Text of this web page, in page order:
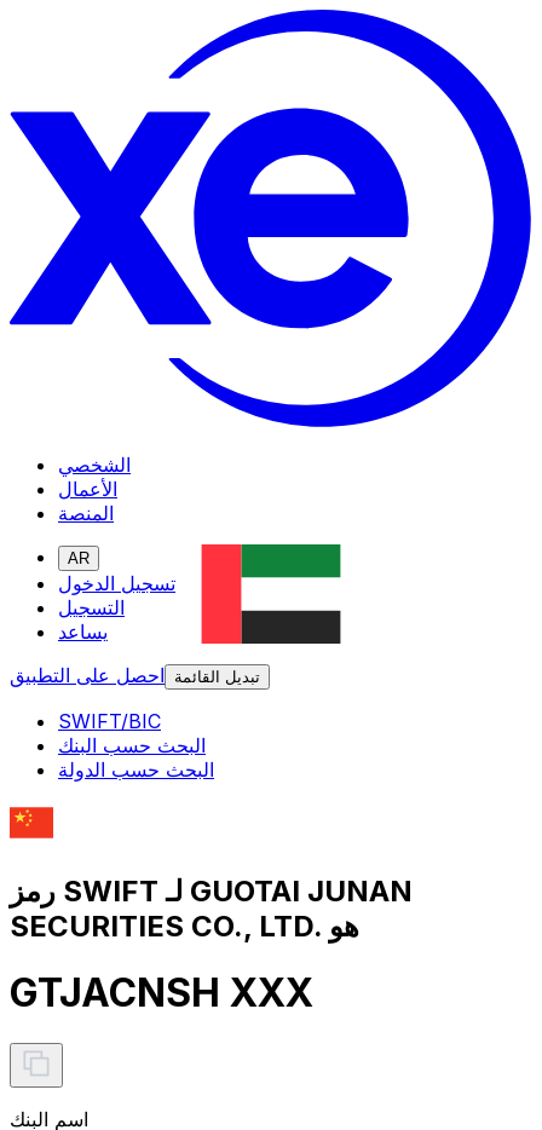
الشخصي
الأعمال
المنصة
AR
تسجيل الدخول
التسجيل
يساعد
احصل على التطبيق
تبديل القائمة
SWIFT/BIC
البحث حسب البنك
البحث حسب الدولة
رمز SWIFT لـ GUOTAI JUNAN
SECURITIES CO., LTD. هو
GTJACNSH XXX
اسم البنك